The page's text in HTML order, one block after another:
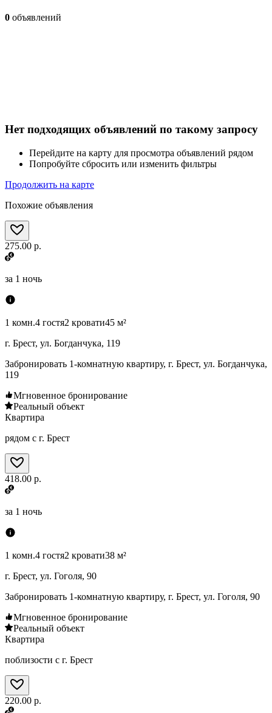
0 объявлений
Нет подходящих объявлений по такому запросу
Перейдите на карту для просмотра объявлений рядом
Попробуйте сбросить или изменить фильтры
Продолжить на карте
Похожие объявления
275.00 р.
за 1 ночь
1 комн.4 гостя2 кровати45 м²
г. Брест, ул. Богданчука, 119
Забронировать 1-комнатную квартиру, г. Брест, ул. Богданчука,
119
Мгновенное бронирование
Реальный объект
Квартира
рядом с г. Брест
418.00 р.
за 1 ночь
1 комн.4 гостя2 кровати38 м²
г. Брест, ул. Гоголя, 90
Забронировать 1-комнатную квартиру, г. Брест, ул. Гоголя, 90
Мгновенное бронирование
Реальный объект
Квартира
поблизости с г. Брест
220.00 р.